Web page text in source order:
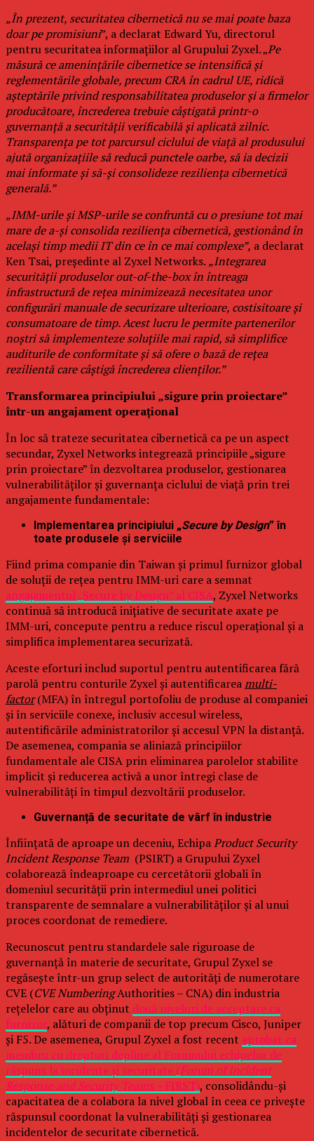
„În prezent, securitatea cibernetică nu se mai poate baza
doar pe promisiuni”, a declarat Edward Yu, directorul
pentru securitatea informațiilor al Grupului Zyxel. „Pe
măsură ce amenințările cibernetice se intensifică și
reglementările globale, precum CRA în cadrul UE, ridică
așteptările privind responsabilitatea produselor și a firmelor
producătoare, încrederea trebuie câștigată printr-o
guvernanță a securității verificabilă și aplicată zilnic.
Transparența pe tot parcursul ciclului de viață al produsului
ajută organizațiile să reducă punctele oarbe, să ia decizii
mai informate și să-și consolideze reziliența cibernetică
generală.”
„IMM-urile și MSP-urile se confruntă cu o presiune tot mai
mare de a-și consolida reziliența cibernetică, gestionând în
același timp medii IT din ce în ce mai complexe”, a declarat
Ken Tsai, președinte al Zyxel Networks. „Integrarea
securității produselor out-of-the-box în întreaga
infrastructură de rețea minimizează necesitatea unor
configurări manuale de securizare ulterioare, costisitoare și
consumatoare de timp. Acest lucru le permite partenerilor
noștri să implementeze soluțiile mai rapid, să simplifice
auditurile de conformitate și să ofere o bază de rețea
rezilientă care câștigă încrederea clienților.”
Transformarea principiului „sigure prin proiectare”
într-un angajament operațional
În loc să trateze securitatea cibernetică ca pe un aspect
secundar, Zyxel Networks integrează principiile „sigure
prin proiectare” în dezvoltarea produselor, gestionarea
vulnerabilităților și guvernanța ciclului de viață prin trei
angajamente fundamentale:
Implementarea principiului „Secure by Design” în
toate produsele și serviciile
Fiind prima companie din Taiwan și primul furnizor global
de soluții de rețea pentru IMM-uri care a semnat
angajamentul „Secure by Design” al CISA, Zyxel Networks
continuă să introducă inițiative de securitate axate pe
IMM-uri, concepute pentru a reduce riscul operațional și a
simplifica implementarea securizată.
Aceste eforturi includ suportul pentru autentificarea fără
parolă pentru conturile Zyxel și autentificareamulti-
factor(MFA) în întregul portofoliu de produse al companiei
și în serviciile conexe, inclusiv accesul wireless,
autentificările administratorilor și accesul VPN la distanță.
De asemenea, compania se aliniază principiilor
fundamentale ale CISA prin eliminarea parolelor stabilite
implicit și reducerea activă a unor întregi clase de
vulnerabilități în timpul dezvoltării produselor.
Guvernanță de securitate de vârf în industrie
Înființată de aproape un deceniu, EchipaProduct Security
Incident Response Team (PSIRT) a Grupului Zyxel
colaborează îndeaproape cu cercetătorii globali în
domeniul securității prin intermediul unei politici
transparente de semnalare a vulnerabilităților și al unui
proces coordonat de remediere.
Recunoscut pentru standardele sale riguroase de
guvernanță în materie de securitate, Grupul Zyxel se
regăsește într-un grup select de autorități de numerotare
CVE (CVE NumberingAuthorities – CNA) din industria
rețelelor care au obținut două niveluri de acceptare ca
furnizor, alături de companii de top precum Cisco, Juniper
și F5. De asemenea, Grupul Zyxel a fost recent aprobat ca
membru cu drepturi depline al Forumului echipelor de
răspuns la incidente și securitate (Forum of Incident
Response and Security Teams –FIRST), consolidându-și
capacitatea de a colabora la nivel global în ceea ce privește
răspunsul coordonat la vulnerabilități și gestionarea
incidentelor de securitate cibernetică.